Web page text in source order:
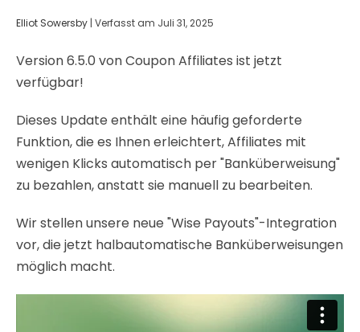
Elliot Sowersby | Verfasst am Juli 31, 2025
Version 6.5.0 von Coupon Affiliates ist jetzt
verfügbar!
Dieses Update enthält eine häufig geforderte
Funktion, die es Ihnen erleichtert, Affiliates mit
wenigen Klicks automatisch per "Banküberweisung"
zu bezahlen, anstatt sie manuell zu bearbeiten.
Wir stellen unsere neue "Wise Payouts"-Integration
vor, die jetzt halbautomatische Banküberweisungen
möglich macht.